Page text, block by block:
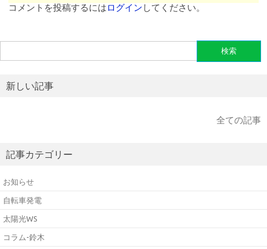
コメントを投稿するにはログイン してください。
索:
新しい記事
全ての記事
記事カテゴリー
お知らせ
自転車発電
太陽光WS
コラム-鈴木